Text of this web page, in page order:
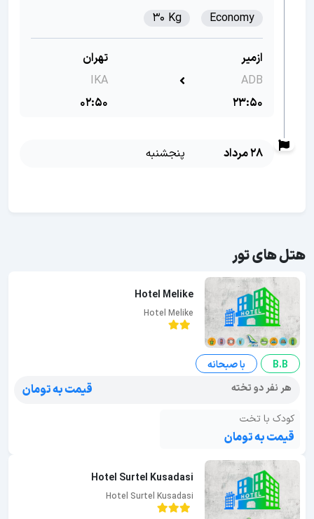
Economy
30 Kg
ازمیر
ADB
23:50
تهران
IKA
02:50
28 مرداد پنجشنبه
هتل های تور
Hotel Melike
Hotel Melike
B.B
با صبحانه
هر نفر دو تخته
قیمت به تومان
کودک با تخت
قیمت به تومان
Hotel Surtel Kusadasi
Hotel Surtel Kusadasi